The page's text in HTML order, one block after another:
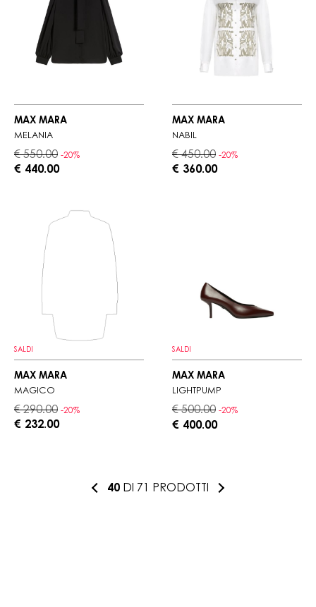
MAX MARA
MELANIA
€ 550.00 -20%
€ 440.00
MAX MARA
NABIL
€ 450.00 -20%
€ 360.00
SALDI
MAX MARA
MAGICO
€ 290.00 -20%
€ 232.00
SALDI
MAX MARA
LIGHTPUMP
€ 500.00 -20%
€ 400.00
40 DI 71 PRODOTTI